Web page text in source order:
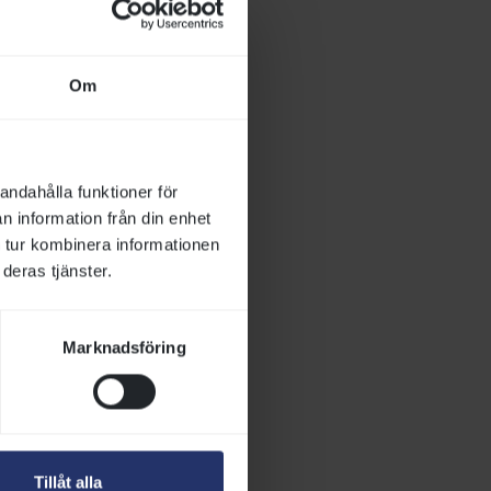
Om
funktioner för
information från din enhet
kombinera informationen
tjänster.
Marknadsföring
Tillåt alla
finns en
Senare
stämman
är
att ske hos